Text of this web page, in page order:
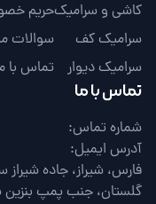
کاشی و سرامیک
سرامیک کف
سرامیک دیوار
حریم
سوالات
تماس با
تماس با ما
شماره تماس:
آدرس ایمیل:
گلستان، جنب پمپ بنزین